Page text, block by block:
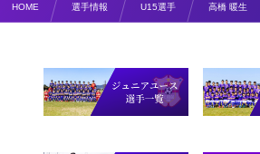
HOME 選手情報 U15選手 高橋 暖生